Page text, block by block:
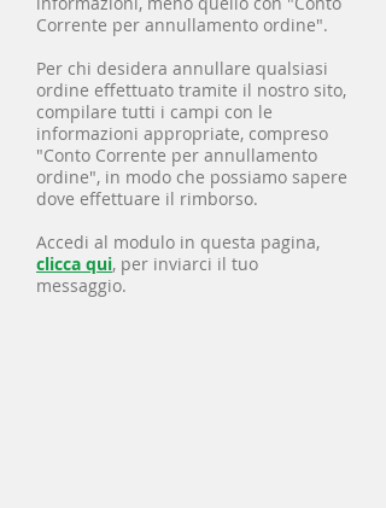
Corrente per annullamento ordine".
Per chi desidera annullare qualsiasi
ordine effettuato tramite il nostro sito,
compilare tutti i campi con le
informazioni appropriate, compreso
"Conto Corrente per annullamento
ordine", in modo che possiamo sapere
dove effettuare il rimborso.
Accedi al modulo in questa pagina,
clicca qui, per inviarci il tuo
messaggio.